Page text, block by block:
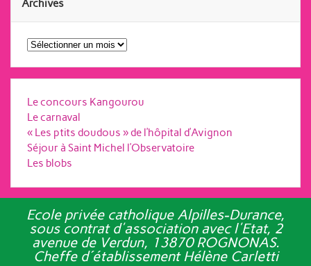
Archives
Archives
Le concours Kangourou
Le carnaval
« Les ptits doudous » de l’hôpital d’Avignon
Séjour à Saint Michel l’Observatoire
Les blobs
Ecole privée catholique Alpilles-Durance,
sous contrat d'association avec l'Etat, 2
avenue de Verdun, 13870 ROGNONAS.
Cheffe d´établissement Hélène Carletti